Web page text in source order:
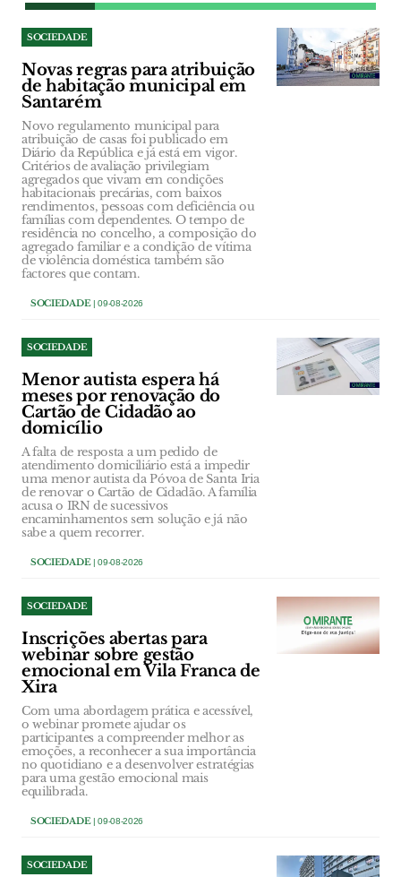
SOCIEDADE
Novas regras para atribuição
de habitação municipal em
Santarém
Novo regulamento municipal para
atribuição de casas foi publicado em
Diário da República e já está em vigor.
Critérios de avaliação privilegiam
agregados que vivam em condições
habitacionais precárias, com baixos
rendimentos, pessoas com deficiência ou
famílias com dependentes. O tempo de
residência no concelho, a composição do
agregado familiar e a condição de vítima
de violência doméstica também são
factores que contam.
SOCIEDADE| 09-08-2026
SOCIEDADE
Menor autista espera há
meses por renovação do
Cartão de Cidadão ao
domicílio
A falta de resposta a um pedido de
atendimento domiciliário está a impedir
uma menor autista da Póvoa de Santa Iria
de renovar o Cartão de Cidadão. A família
acusa o IRN de sucessivos
encaminhamentos sem solução e já não
sabe a quem recorrer.
SOCIEDADE| 09-08-2026
SOCIEDADE
Inscrições abertas para
webinar sobre gestão
emocional em Vila Franca de
Xira
Com uma abordagem prática e acessível,
o webinar promete ajudar os
participantes a compreender melhor as
emoções, a reconhecer a sua importância
no quotidiano e a desenvolver estratégias
para uma gestão emocional mais
equilibrada.
SOCIEDADE| 09-08-2026
SOCIEDADE